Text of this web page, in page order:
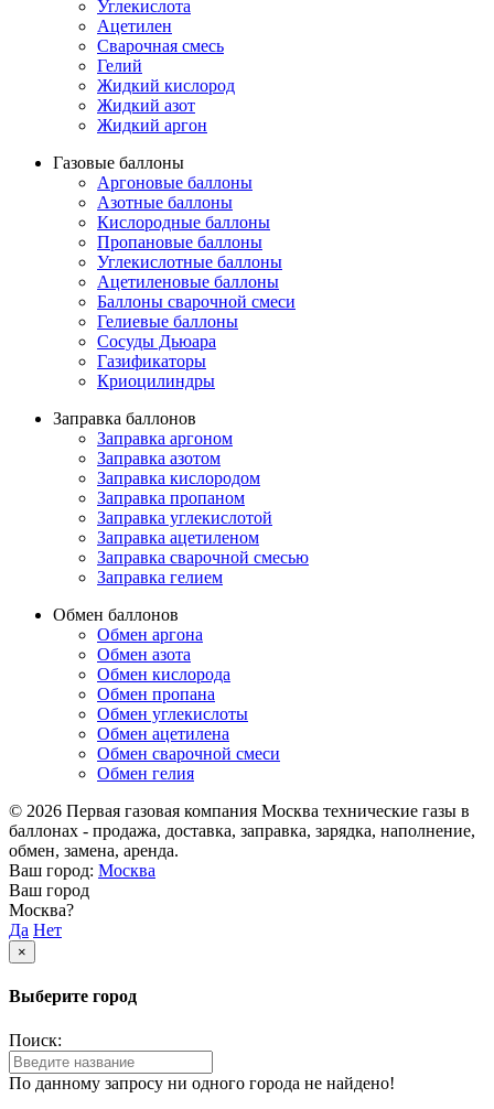
Углекислота
Ацетилен
Сварочная смесь
Гелий
Жидкий кислород
Жидкий азот
Жидкий аргон
Газовые баллоны
Аргоновые баллоны
Азотные баллоны
Кислородные баллоны
Пропановые баллоны
Углекислотные баллоны
Ацетиленовые баллоны
Баллоны сварочной смеси
Гелиевые баллоны
Сосуды Дьюара
Газификаторы
Криоцилиндры
Заправка баллонов
Заправка аргоном
Заправка азотом
Заправка кислородом
Заправка пропаном
Заправка углекислотой
Заправка ацетиленом
Заправка сварочной смесью
Заправка гелием
Обмен баллонов
Обмен аргона
Обмен азота
Обмен кислорода
Обмен пропана
Обмен углекислоты
Обмен ацетилена
Обмен сварочной смеси
Обмен гелия
© 2026 Первая газовая компания Москва технические газы в
баллонах - продажа, доставка, заправка, зарядка, наполнение,
обмен, замена, аренда.
Ваш город: Москва
Ваш город
Москва?
Да Нет
×
Выберите город
Поиск:
По данному запросу ни одного города не найдено!